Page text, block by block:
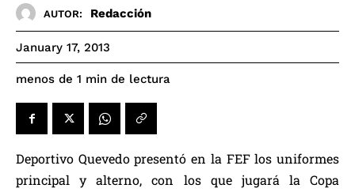
AUTOR: Redacción
January 17, 2013
menos de 1 min de lectura
Deportivo Quevedo presentó en la FEF los uniformes
principal y alterno, con los que jugará la Copa